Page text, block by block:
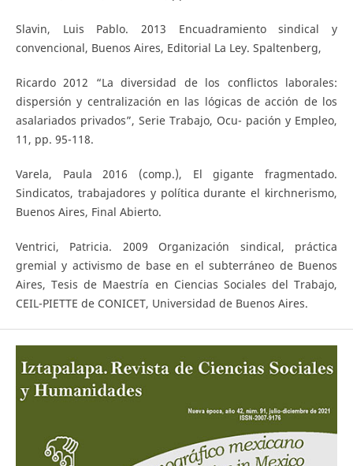
Slavin, Luis Pablo. 2013 Encuadramiento sindical y
convencional, Buenos Aires, Editorial La Ley. Spaltenberg,
Ricardo 2012 “La diversidad de los conflictos laborales:
dispersión y centralización en las lógicas de acción de los
asalariados privados”, Serie Trabajo, Ocu- pación y Empleo,
11, pp. 95-118.
Varela, Paula 2016 (comp.), El gigante fragmentado.
Sindicatos, trabajadores y política durante el kirchnerismo,
Buenos Aires, Final Abierto.
Ventrici, Patricia. 2009 Organización sindical, práctica
gremial y activismo de base en el subterráneo de Buenos
Aires, Tesis de Maestría en Ciencias Sociales del Trabajo,
CEIL-PIETTE de CONICET, Universidad de Buenos Aires.